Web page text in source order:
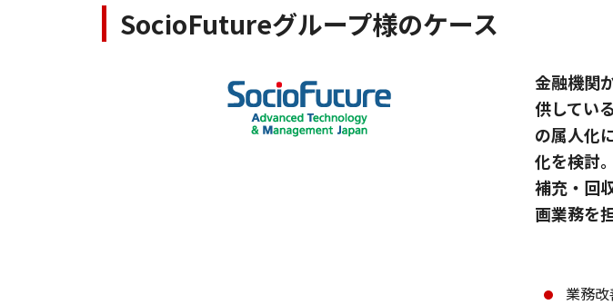
SocioFutureグループ様のケース
金融機関
供してい
の属人化
化を検討
補充・回
画業務を
業務改